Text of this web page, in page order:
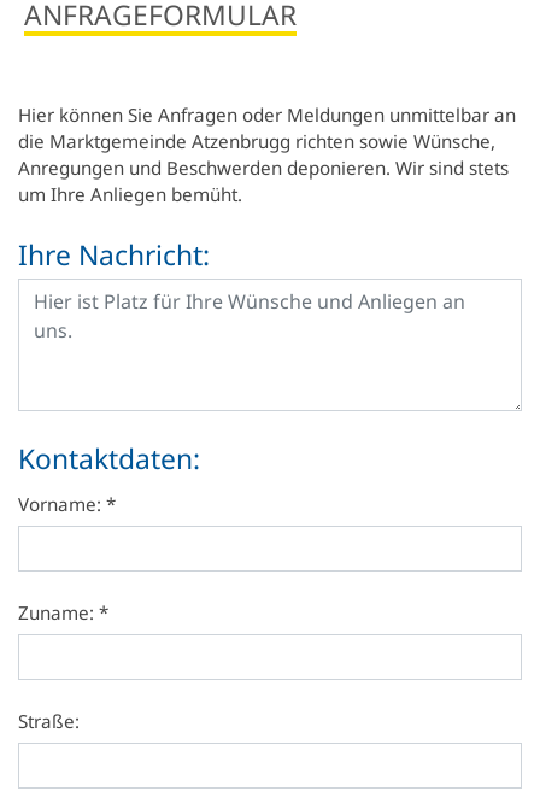
Newsletter
Notdienste
Einrichtungen
Anfrageformular
Kultur.Region NÖ
Pfarre
Vereine & Institutionen
Freizeit & Sport
Gastronomie
Verkehrsanbindung
Gewerbe-Immobilien
Orte
ANFRAGEFORMULAR
Hier können Sie Anfragen oder Meldungen unmittelbar an
die Marktgemeinde Atzenbrugg richten sowie Wünsche,
Anregungen und Beschwerden deponieren. Wir sind stets
um Ihre Anliegen bemüht.
Ihre Nachricht:
Kontaktdaten:
Vorname: *
Zuname: *
Straße: